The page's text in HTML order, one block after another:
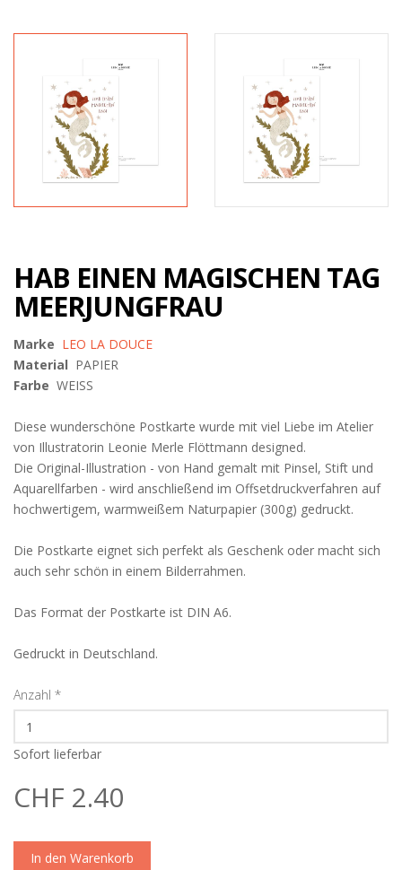
HAB EINEN MAGISCHEN TAG
MEERJUNGFRAU
Marke LEO LA DOUCE
Material PAPIER
Farbe WEISS
Diese wunderschöne Postkarte wurde mit viel Liebe im Atelier
von Illustratorin Leonie Merle Flöttmann designed.
Die Original-Illustration - von Hand gemalt mit Pinsel, Stift und
Aquarellfarben - wird anschließend im Offsetdruckverfahren auf
hochwertigem, warmweißem Naturpapier (300g) gedruckt.
Die Postkarte eignet sich perfekt als Geschenk oder macht sich
auch sehr schön in einem Bilderrahmen.
Das Format der Postkarte ist DIN A6.
Gedruckt in Deutschland.
Anzahl *
Sofort lieferbar
CHF 2.40
In den Warenkorb